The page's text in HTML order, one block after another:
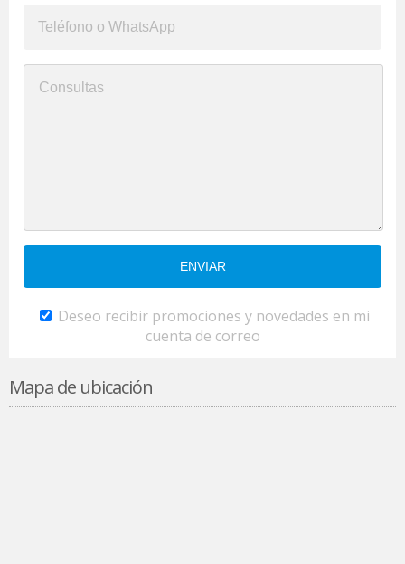
Deseo recibir promociones y novedades en mi
cuenta de correo
Mapa de ubicación